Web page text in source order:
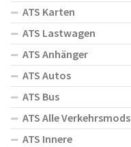
ATS Karten
ATS Lastwagen
ATS Anhänger
ATS Autos
ATS Bus
ATS Alle Verkehrsmods
ATS Innere